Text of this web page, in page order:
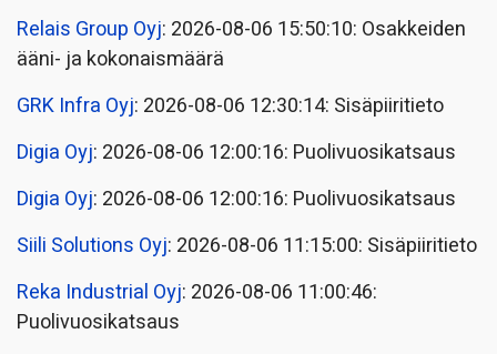
Relais Group Oyj: 2026-08-06 15:50:10: Osakkeiden
ääni- ja kokonaismäärä
GRK Infra Oyj: 2026-08-06 12:30:14: Sisäpiiritieto
Digia Oyj: 2026-08-06 12:00:16: Puolivuosikatsaus
Digia Oyj: 2026-08-06 12:00:16: Puolivuosikatsaus
Siili Solutions Oyj: 2026-08-06 11:15:00: Sisäpiiritieto
Reka Industrial Oyj: 2026-08-06 11:00:46:
Puolivuosikatsaus